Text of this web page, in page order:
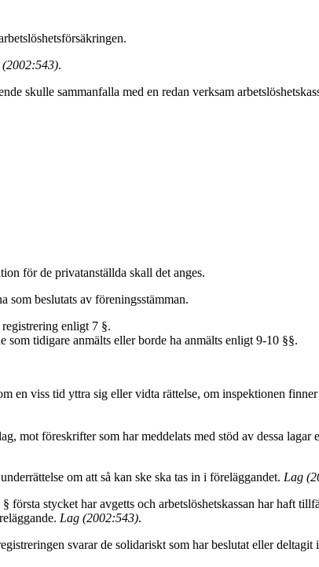
(2002:543).
skulle sammanfalla med en redan verksam
för de privatanställda skall det anges.
som beslutats av föreningsstämman.
enligt 7 §.
tidigare anmälts eller borde ha anmälts enligt 9-10 §§.
en viss tid yttra sig eller vidta rättelse, om inspektionen
föreskrifter som har meddelats med stöd av dessa lagar
om att så kan ske ska tas in i föreläggandet. Lag
första stycket har avgetts och arbetslöshetskassan har haft
Lag (2002:543).
svarar de solidariskt som har beslutat eller deltagit